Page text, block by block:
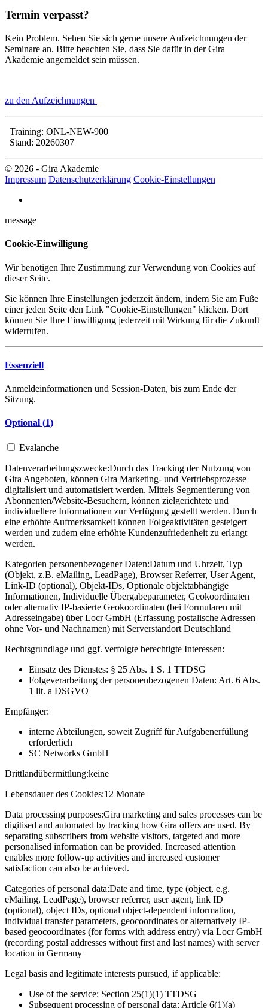
Termin verpasst?
Kein Problem. Sehen Sie sich gerne unsere Aufzeichnungen der
Seminare an. Bitte beachten Sie, dass Sie dafür in der Gira
Akademie angemeldet sein müssen.
zu den Aufzeichnungen
Training: ONL-NEW-900
Stand: 20260307
© 2026 - Gira Akademie
Impressum Datenschutzerklärung Cookie-Einstellungen
message
Cookie-Einwilligung
Wir benötigen Ihre Zustimmung zur Verwendung von Cookies auf
dieser Seite.
Sie können Ihre Einstellungen jederzeit ändern, indem Sie am Fuße
einer jeden Seite den Link "Cookie-Einstellungen" klicken. Dort
können Sie Ihre Einwilligung jederzeit mit Wirkung für die Zukunft
widerrufen.
Essenziell
Anmeldeinformationen und Session-Daten, bis zum Ende der
Sitzung.
Optional (1)
Evalanche
Datenverarbeitungszwecke:Durch das Tracking der Nutzung von
Gira Angeboten, können Gira Marketing- und Vertriebsprozesse
digitalisiert und automatisiert werden. Mittels Segmentierung von
Abonnenten/Website-Besuchern, können zielgerichtete und
individuellere Informationen zur Verfügung gestellt werden. Durch
eine erhöhte Aufmerksamkeit können Folgeaktivitäten gesteigert
werden und zudem eine erhöhte Kundenzufriedenheit zu erlangt
werden.
Kategorien personenbezogener Daten:Datum und Uhrzeit, Typ
(Objekt, z.B. eMailing, LeadPage), Browser Referrer, User Agent,
Link-ID (optional), Objekt-IDs, Optionale objektabhängige
Informationen, Individuelle Übergabeparameter, Geokoordinaten
oder alternativ IP-basierte Geokoordinaten (bei Formularen mit
Adresseingabe) über Locr GmbH (Erfassung postalische Adressen
ohne Vor- und Nachnamen) mit Serverstandort Deutschland
Rechtsgrundlage und ggf. verfolgte berechtigte Interessen:
Einsatz des Dienstes: § 25 Abs. 1 S. 1 TTDSG
Folgeverarbeitung der personenbezogenen Daten: Art. 6 Abs.
1 lit. a DSGVO
Empfänger:
interne Abteilungen, soweit Zugriff für Aufgabenerfüllung
erforderlich
SC Networks GmbH
Drittlandübermittlung:keine
Lebensdauer des Cookies:12 Monate
Data processing purposes:Gira marketing and sales processes can be
digitised and automated by tracking how Gira offers are used. By
separating subscribers from website visitors, targeted and more
personalised information can be provided. Increased attention
enables more follow-up activities and increased customer
satisfaction can also be achieved.
Categories of personal data:Date and time, type (object, e.g.
eMailing, LeadPage), browser referrer, user agent, link ID
(optional), object IDs, optional object-dependent information,
individual transfer parameters, geocoordinates or alternatively IP-
based geocoordinates (for forms with address entry) via Locr GmbH
(recording postal addresses without first and last names) with server
location in Germany
Legal basis and legitimate interests pursued, if applicable:
Use of the service: Section 25(1)(1) TTDSG
Subsequent processing of personal data: Article 6(1)(a)